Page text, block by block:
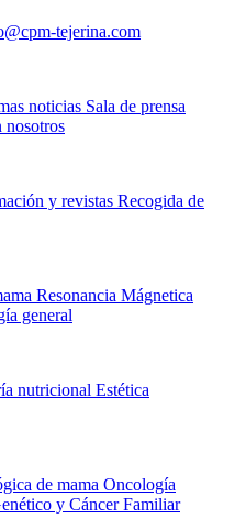
tejerina.com
noticias Sala de prensa
nosotros
y revistas Recogida de
Resonancia Mágnetica
general
nutricional Estética
de mama Oncología
y Cáncer Familiar